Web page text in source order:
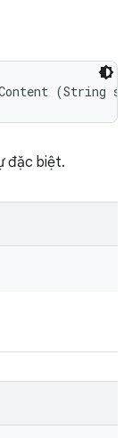
(String s)
đặc biệt.